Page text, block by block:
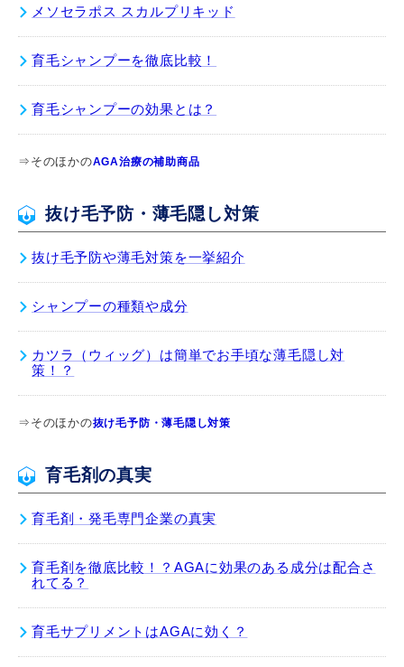
メソセラポス スカルプリキッド
育毛シャンプーを徹底比較！
育毛シャンプーの効果とは？
⇒そのほかのAGA治療の補助商品
抜け毛予防・薄毛隠し対策
抜け毛予防や薄毛対策を一挙紹介
シャンプーの種類や成分
カツラ（ウィッグ）は簡単でお手頃な薄毛隠し対
策！？
⇒そのほかの抜け毛予防・薄毛隠し対策
育毛剤の真実
育毛剤・発毛専門企業の真実
育毛剤を徹底比較！？AGAに効果のある成分は配合さ
れてる？
育毛サプリメントはAGAに効く？